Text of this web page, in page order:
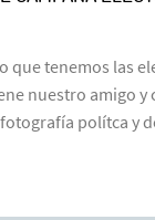
que tenemos las
nuestro amigo
polítca y